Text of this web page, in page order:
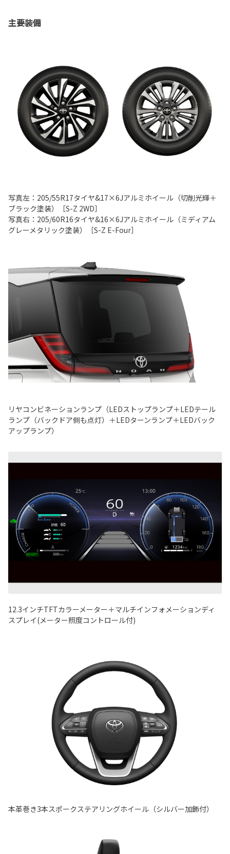
主要装備
写真左：205/55R17タイヤ&17×6Jアルミホイール（切削光輝＋
ブラック塗装）［S-Z 2WD］
写真右：205/60R16タイヤ&16×6Jアルミホイール（ミディアム
グレーメタリック塗装）［S-Z E-Four］
リヤコンビネーションランプ（LEDストップランプ＋LEDテール
ランプ（バックドア側も点灯）＋LEDターンランプ＋LEDバック
アップランプ）
12.3インチTFTカラーメーター＋マルチインフォメーションディ
スプレイ(メーター照度コントロール付)
本革巻き3本スポークステアリングホイール（シルバー加飾付）